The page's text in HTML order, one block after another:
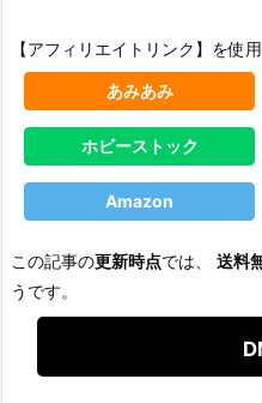
【アフィリエイトリンク】を使
あみあみ
ホビーストック
Amazon
この記事の更新時点では、 送料
うです。